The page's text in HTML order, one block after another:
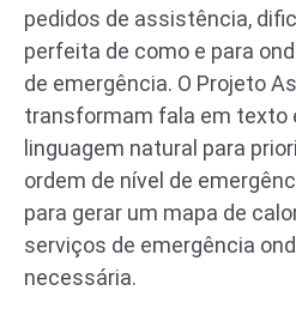
pedidos de assistência,
perfeita de como e para
de emergência. O Projeto
transformam fala em texto
linguagem natural para
ordem de nível de
para gerar um mapa de
serviços de emergência
necessária.